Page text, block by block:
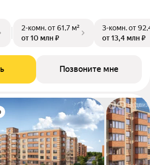
2-комн.от 61,7 м²
от 10 млн ₽
3-комн.от
от 13,4 млн ₽
Позвоните мне